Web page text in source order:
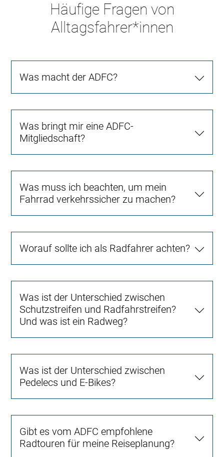
Häufige Fragen von
Alltagsfahrer*innen
Was macht der ADFC?
Was bringt mir eine ADFC-
Mitgliedschaft?
Was muss ich beachten, um mein
Fahrrad verkehrssicher zu machen?
Worauf sollte ich als Radfahrer achten?
Was ist der Unterschied zwischen
Schutzstreifen und Radfahrstreifen?
Und was ist ein Radweg?
Was ist der Unterschied zwischen
Pedelecs und E-Bikes?
Gibt es vom ADFC empfohlene
Radtouren für meine Reiseplanung?